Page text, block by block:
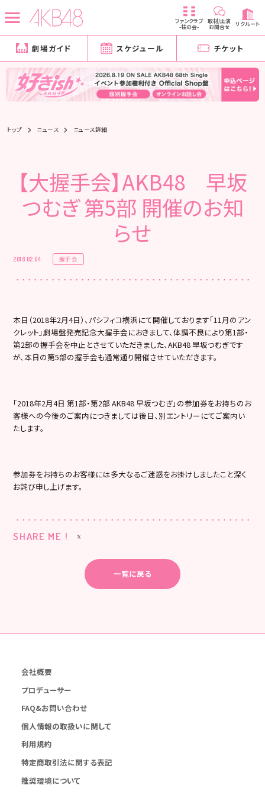
ファンクラブ
-柱の会-
取材/出演
お問合せ リクルート
劇場ガイド スケジュール チケット
トップ ニュース ニュース詳細
【大握手会】AKB48 早坂
つむぎ 第5部 開催のお知
らせ
2018.02.04 握手会
本日（2018年2月4日）、パシフィコ横浜にて開催しております「11月のアン
クレット」劇場盤発売記念大握手会におきまして、体調不良により第1部・
第2部の握手会を中止とさせていただきました、AKB48 早坂つむぎです
が、本日の第5部の握手会も通常通り開催させていただきます。
「2018年2月4日 第1部・第2部 AKB48 早坂つむぎ」の参加券をお持ちのお
客様への今後のご案内につきましては後日、別エントリーにてご案内い
たします。
参加券をお持ちのお客様には多大なるご迷惑をお掛けしましたこと深く
お詫び申し上げます。
SHARE ME !
一覧に戻る
会社概要
プロデューサー
FAQ&お問い合わせ
個人情報の取扱いに関して
利用規約
特定商取引法に関する表記
推奨環境について